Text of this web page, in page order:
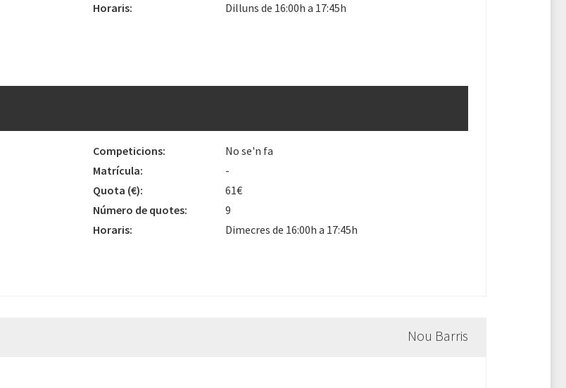
Horaris:
Dilluns de 16:00h a 17:45h
Competicions:
No se'n fa
Matrícula:
-
Quota (€):
61€
Número de quotes:
9
Horaris:
Dimecres de 16:00h a 17:45h
Nou Barris